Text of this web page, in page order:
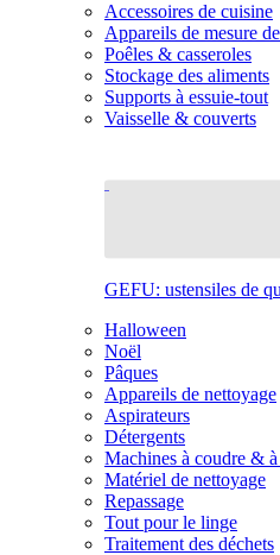
Accessoires de cuisine
Appareils de mesure
Poêles & casseroles
Stockage des aliments
Supports à essuie-tout
Vaisselle & couverts
GEFU: ustensiles de
Halloween
Noël
Pâques
Appareils de nettoyage
Aspirateurs
Détergents
Machines à coudre &
Matériel de nettoyage
Repassage
Tout pour le linge
Traitement des déchets